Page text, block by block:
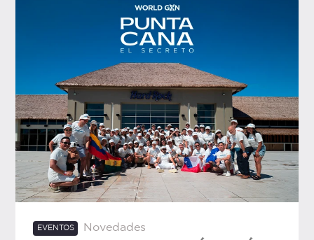
EVENTOS Novedades